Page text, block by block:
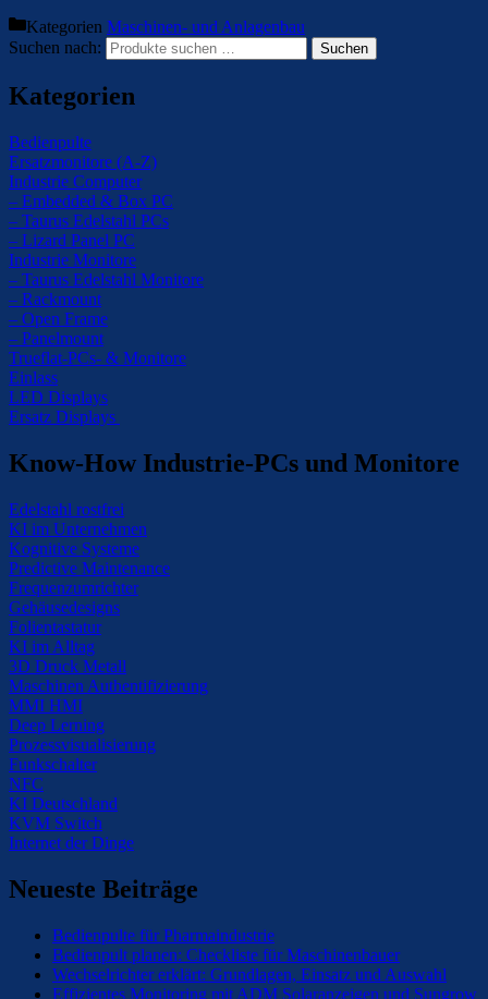
Kategorien Maschinen- und Anlagenbau
Suchen nach:
Suchen
Kategorien
Bedienpulte
Ersatzmonitore (A-Z)
Industrie Computer
– Embedded & Box PC
– Taurus Edelstahl PCs
– Lizard Panel PC
Industrie Monitore
– Taurus Edelstahl Monitore
– Rackmount
– Open Frame
– Panelmount
Trueflat-PCs- & Monitore
Einlass
LED Displays
Ersatz Displays
Know-How Industrie-PCs und Monitore
Edelstahl rostfrei
KI im Unternehmen
Kognitive Systeme
Predictive Maintenance
Frequenzumrichter
Gehäusedesigns
Folientastatur
KI im Alltag
3D Druck Metall
Maschinen Authentifizierung
MMI HMI
Deep Lerning
Prozessvisualisierung
Funkschalter
NFC
KI Deutschland
KVM Switch
Internet der Dinge
Neueste Beiträge
Bedienpulte für Pharmaindustrie
Bedienpult planen: Checkliste für Maschinenbauer
Wechselrichter erklärt: Grundlagen, Einsatz und Auswahl
Effizientes Monitoring mit ADM Solaranzeigen und Sungrow